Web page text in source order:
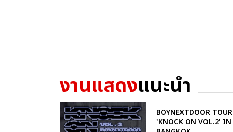
งานแสดงแนะนำ
BOYNEXTDOOR TOUR
'KNOCK ON VOL.2' IN